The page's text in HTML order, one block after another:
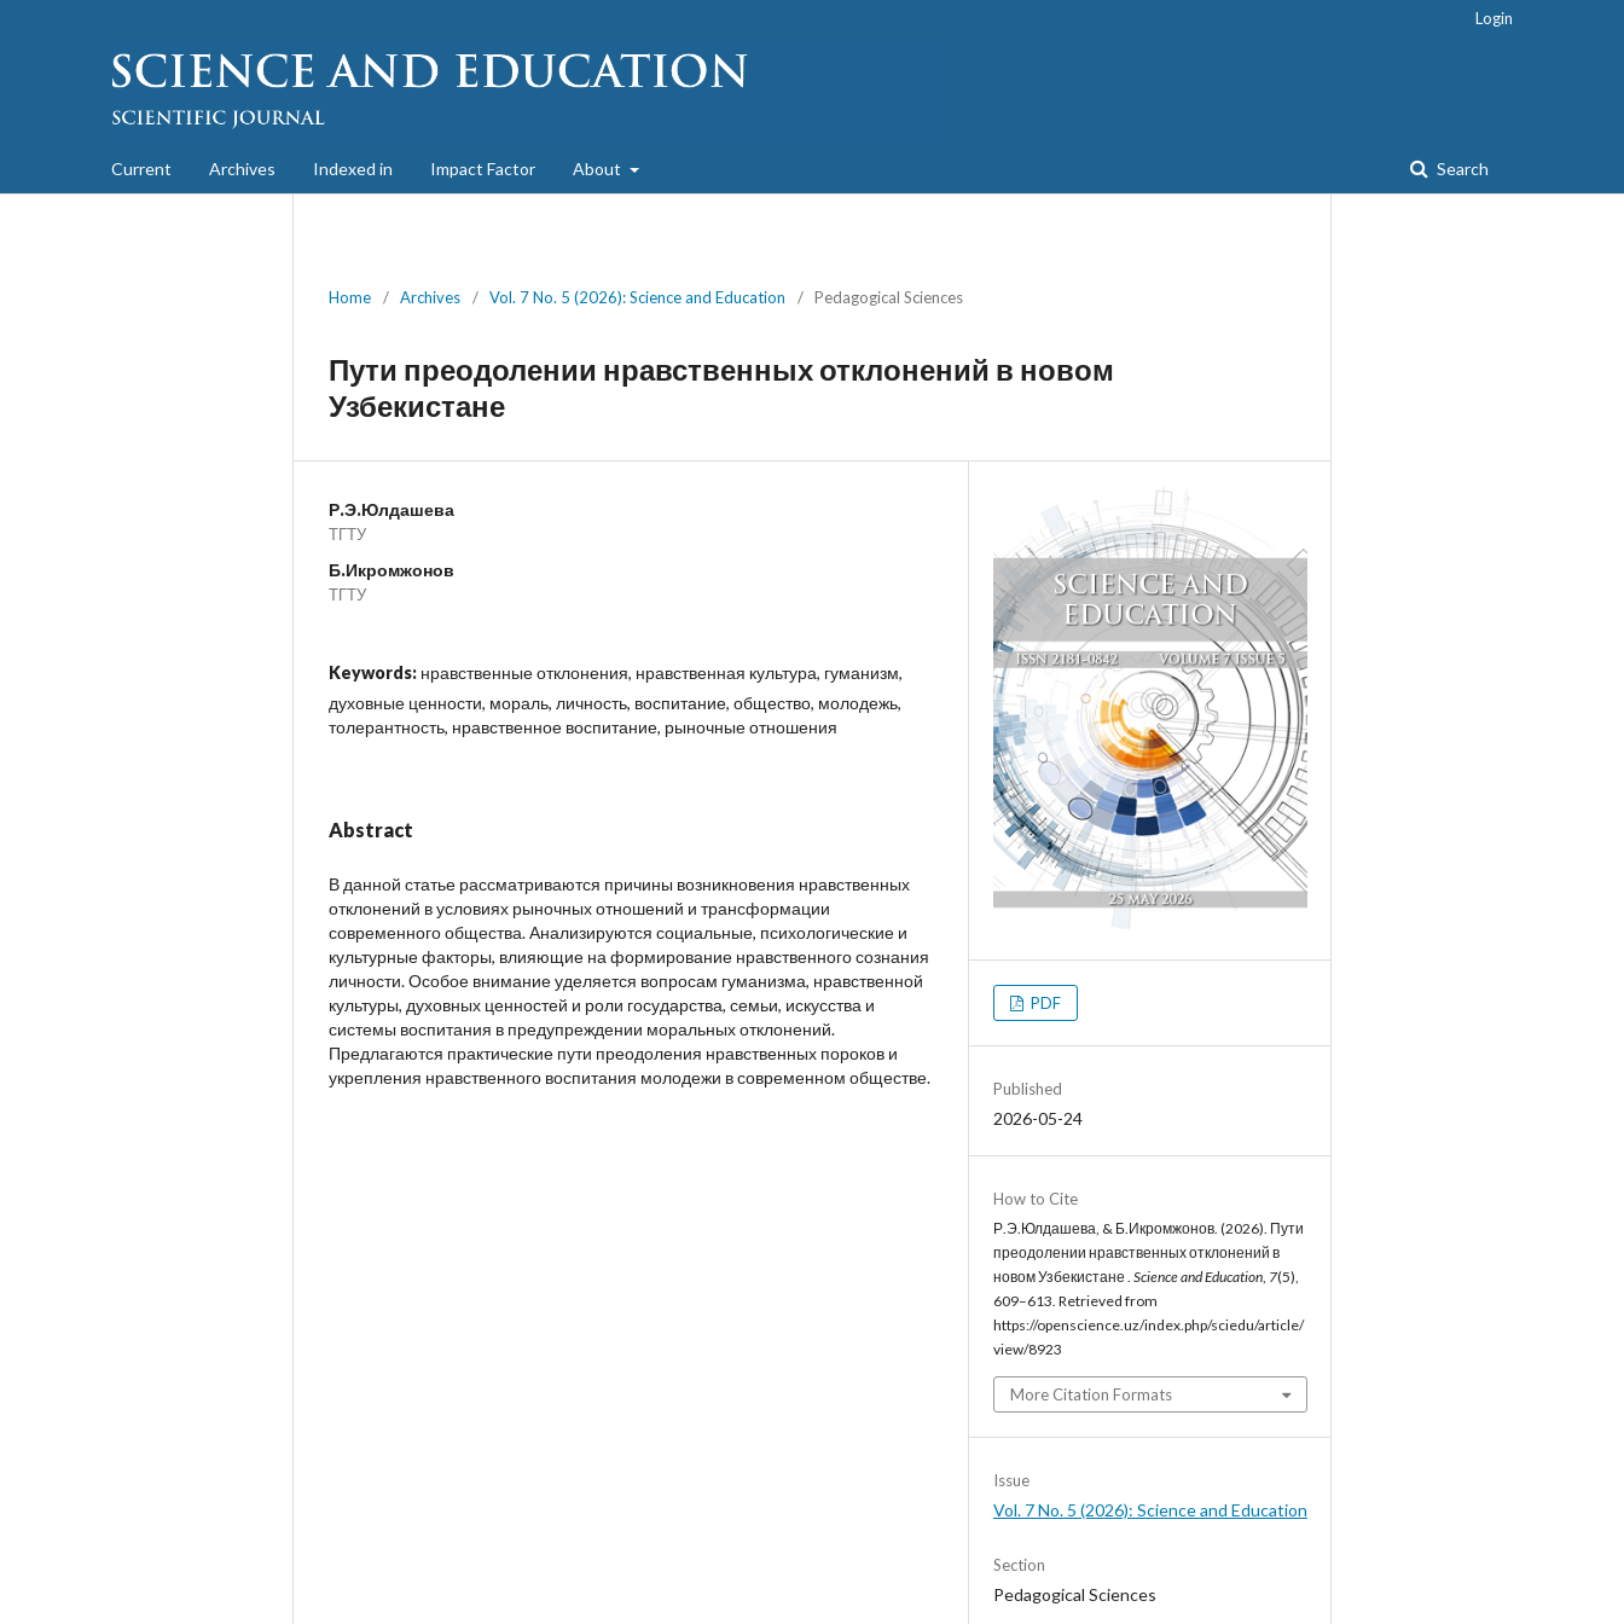
Current Archives Indexed in Impact Factor About Search
Login
Home / Archives / Vol. 7 No. 5 (2026): Science and Education / Pedagogical Sciences
Пути преодолении нравственных отклонений в новом
Узбекистане
Р.Э.Юлдашева
ТГТУ
Б.Икромжонов
ТГТУ
Keywords: нравственные отклонения, нравственная культура, гуманизм,
духовные ценности, мораль, личность, воспитание, общество, молодежь,
толерантность, нравственное воспитание, рыночные отношения
Abstract
В данной статье рассматриваются причины возникновения нравственных
отклонений в условиях рыночных отношений и трансформации
современного общества. Анализируются социальные, психологические и
культурные факторы, влияющие на формирование нравственного сознания
личности. Особое внимание уделяется вопросам гуманизма, нравственной
культуры, духовных ценностей и роли государства, семьи, искусства и
системы воспитания в предупреждении моральных отклонений.
Предлагаются практические пути преодоления нравственных пороков и
укрепления нравственного воспитания молодежи в современном обществе.
PDF
Published
2026-05-24
How to Cite
Р.Э.Юлдашева, & Б.Икромжонов. (2026). Пути
преодолении нравственных отклонений в
новом Узбекистане . Science and Education 7(5),
609–613. Retrieved from
https://openscience.uz/index.php/sciedu/article/
view/8923
More Citation Formats
Issue
Vol. 7 No. 5 (2026): Science and Education
Section
Pedagogical Sciences